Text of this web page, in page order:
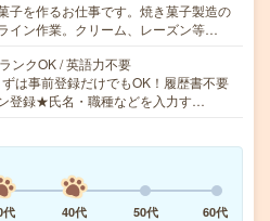
子を作るお仕事です。焼き菓子製造の
イン作業。クリーム、レーズン等…
ンクOK / 英語力不要
は事前登録だけでもOK！履歴書不要
登録★氏名・職種などを入力す…
代 40代 50代 60代